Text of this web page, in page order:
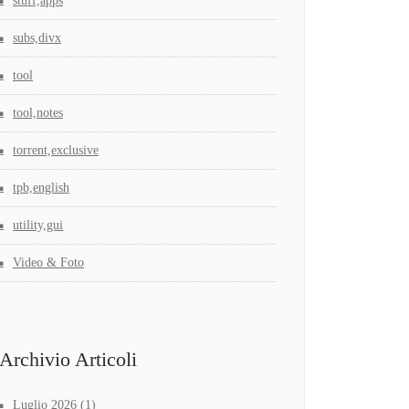
subs,divx
tool
tool,notes
torrent,exclusive
tpb,english
utility,gui
Video & Foto
Archivio Articoli
Luglio 2026 (1)